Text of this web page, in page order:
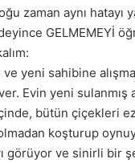
zaman aynı hatayı
GELMEMEYİ
yeni sahibine
Evin yeni sulanmış
bütün çiçekleri
olmadan koşturup
görüyor ve sinirli bir